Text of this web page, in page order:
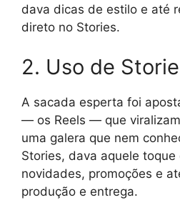
dava dicas de estilo e até
direto no Stories.
2. Uso de
A sacada esperta foi
— os Reels — que
uma galera que nem
Stories, dava aquele
novidades, promoções e
produção e entrega.